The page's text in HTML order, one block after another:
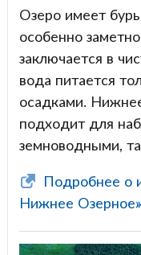
Озеро имеет
особенно
заключается в
вода питается
осадками.
подходит для
земноводными,
Подробнее о
Нижнее Озерное»